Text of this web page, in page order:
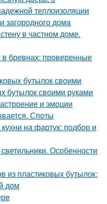
теплоизоляции
загородного дома
в частном доме.
бревнах: проверенные
бутылок своими
бутылок своими руками
и эмоции
Споты
на фартук: подбор и
Особенности
из пластиковых бутылок:
дом